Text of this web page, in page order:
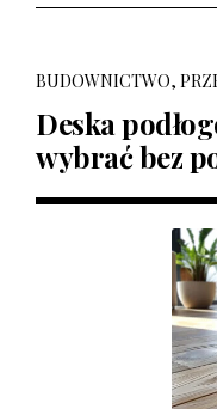
BUDOWNICTWO,
Deska
wybrać bez